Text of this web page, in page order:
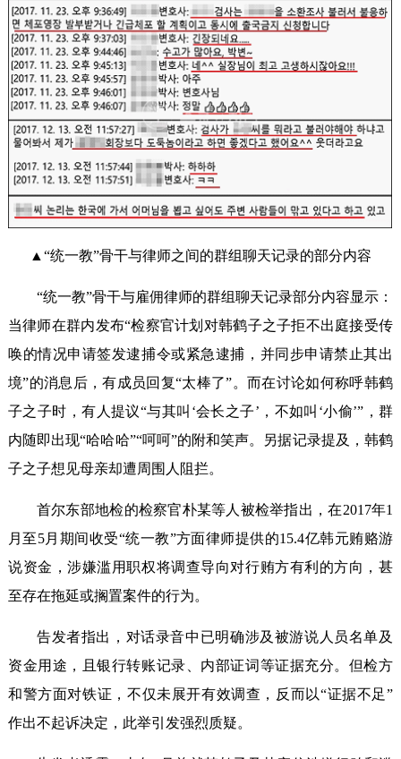
▲“统一教”骨干与律师之间的群组聊天记录的部分内容
“统一教”骨干与雇佣律师的群组聊天记录部分内容显示：
当律师在群内发布“检察官计划对韩鹤子之子拒不出庭接受传
唤的情况申请签发逮捕令或紧急逮捕，并同步申请禁止其出
境”的消息后，有成员回复“太棒了”。而在讨论如何称呼韩鹤
子之子时，有人提议“与其叫‘会长之子’，不如叫‘小偷’”，群
内随即出现“哈哈哈”“呵呵”的附和笑声。另据记录提及，韩鹤
子之子想见母亲却遭周围人阻拦。
首尔东部地检的检察官朴某等人被检举指出，在2017年1
月至5月期间收受“统一教”方面律师提供的15.4亿韩元贿赂游
说资金，涉嫌滥用职权将调查导向对行贿方有利的方向，甚
至存在拖延或搁置案件的行为。
告发者指出，对话录音中已明确涉及被游说人员名单及
资金用途，且银行转账记录、内部证词等证据充分。但检方
和警方面对铁证，不仅未展开有效调查，反而以“证据不足”
作出不起诉决定，此举引发强烈质疑。